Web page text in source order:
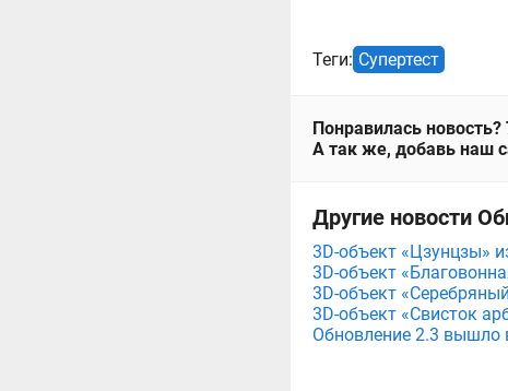
Теги: Супертест
Понравилась
А так же, добавь наш
Другие новости
3D-объект «Цзунцзы»
3D-объект
3D-объект
3D-объект «Свисток
Обновление 2.3 вышло